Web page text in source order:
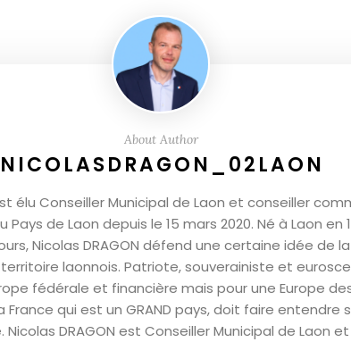
About Author
NICOLASDRAGON_02LAON
élu Conseiller Municipal de Laon et conseiller
de Laon depuis le 15 mars 2020. Né à Laon en
Nicolas DRAGON défend une certaine idée de
laonnois. Patriote, souverainiste et
fédérale et financière mais pour une Europe
France qui est un GRAND pays, doit faire entendre
DRAGON est Conseiller Municipal de Laon